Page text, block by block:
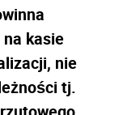
kasie
nie
tj.